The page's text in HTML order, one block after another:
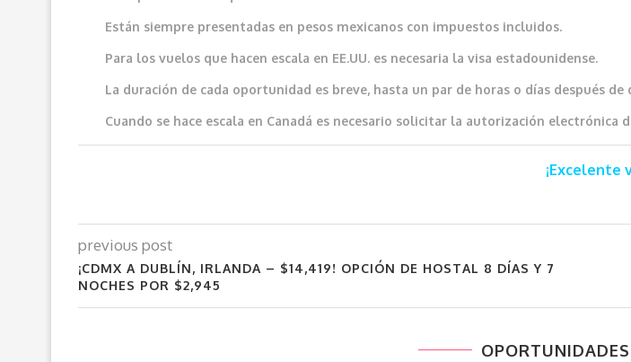
Están siempre presentadas en pesos mexicanos con impuestos incluidos.
Para los vuelos que hacen escala en EE.UU. es necesaria la visa estadounidense.
La duración de cada oportunidad es breve, hasta un par de horas o días después
Cuando se hace escala en Canadá es necesario solicitar la autorización electrónica
¡Excelente
previous post
¡CDMX A DUBLÍN, IRLANDA – $14,419! OPCIÓN DE HOSTAL 8 DÍAS Y 7
NOCHES POR $2,945